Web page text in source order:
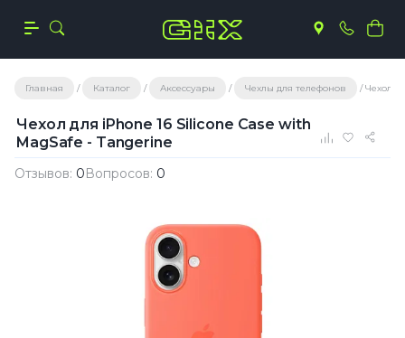
Главная Каталог Аксессуары Чехлы для телефонов Чехол
Чехол для iPhone 16 Silicone Case with
MagSafe - Tangerine
Отзывов: 0Вопросов: 0